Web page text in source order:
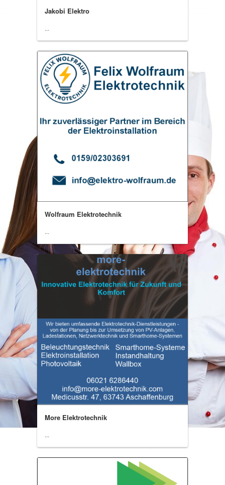
Jakobi Elektro
...
Wolfraum Elektrotechnik
...
More Elektrotechnik
...